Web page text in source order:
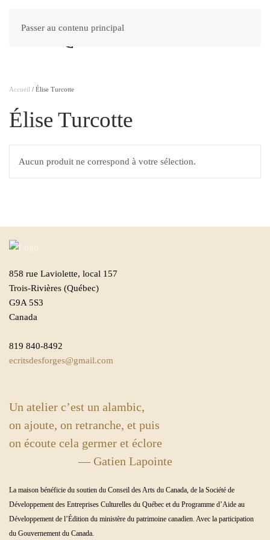
Passer au contenu principal
Accueil / Élise Turcotte
Élise Turcotte
Aucun produit ne correspond à votre sélection.
858 rue Laviolette, local 157
Trois-Rivières (Québec)
G9A 5S3
Canada
819 840-8492
ecritsdesforges@gmail.com
Un atelier c’est un alambic,
on ajoute, on retranche, et puis
on écoute cela germer et éclore
— Gatien Lapointe
La maison bénéficie du soutien du Conseil des Arts du Canada, de la Société de
Développement des Entreprises Culturelles du Québec et du Programme d’Aide au
Développement de l’Édition du ministère du patrimoine canadien. Avec la participation
du Gouvernement du Canada.